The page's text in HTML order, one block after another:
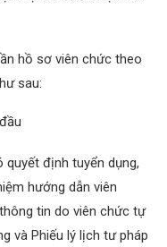
hồ sơ viên chức theo
sau:
quyết định tuyển dụng,
hướng dẫn viên
tin do viên chức tự
và Phiếu lý lịch tư pháp